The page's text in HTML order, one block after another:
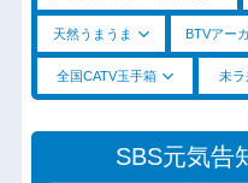
天然うまうま BTVアー
全国CATV玉手箱 未ラ
SBS元気告